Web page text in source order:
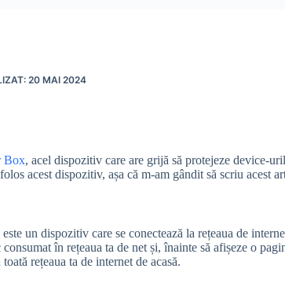
20 MAI 2024
Box, acel dispozitiv care are grijă să protejeze device-
acest dispozitiv, așa că m-am gândit să scriu acest
un dispozitiv care se conectează la rețeaua de
în rețeaua ta de net și, înainte să afișeze o
rețeaua ta de internet de acasă.